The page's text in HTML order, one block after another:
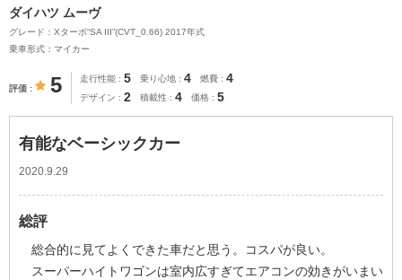
ダイハツ ムーヴ
グレード：Xターボ“SA III”(CVT_0.66) 2017年式
乗車形式：マイカー
評価 5 走行性能 5 乗り心地 4 燃費 4
デザイン 2 積載性 4 価格 5
有能なベーシックカー
2020.9.29
総評
総合的に見てよくできた車だと思う。コスパが良い。
スーパーハイトワゴンは室内広すぎてエアコンの効きがいまい